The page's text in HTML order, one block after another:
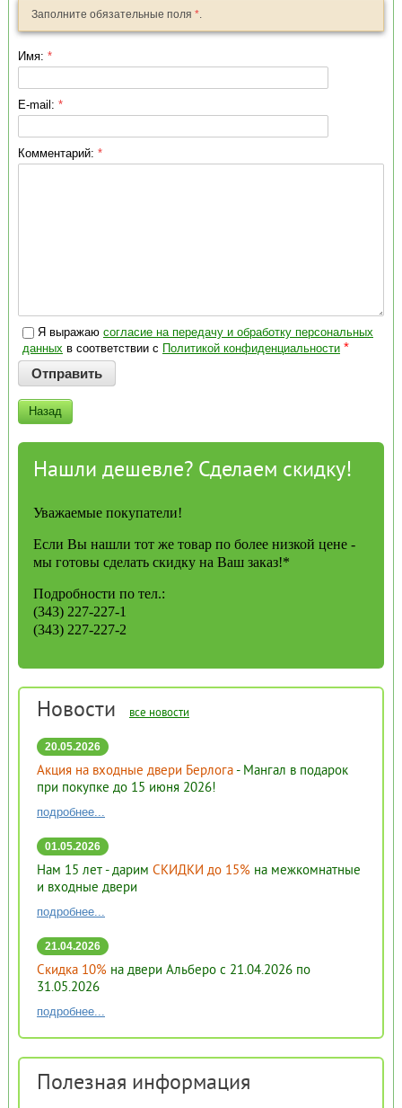
Заполните обязательные поля *.
Имя: *
E-mail: *
Комментарий: *
Я выражаю согласие на передачу и обработку персональных
данных в соответствии с Политикой конфиденциальности *
Назад
Новости все новости
20.05.2026
Акция на входные двери Берлога- Мангал в подарок
при покупке до 15 июня 2026!
подробнее...
01.05.2026
Нам 15 лет - дарим СКИДКИ до 15% на межкомнатные
и входные двери
подробнее...
21.04.2026
Скидка 10% на двери Альберо с 21.04.2026 по
31.05.2026
подробнее...
Полезная информация
Нашли дешевле? Сделаем скидку!
Уважаемые покупатели!
Если Вы нашли тот же товар по более низкой цене -
мы готовы сделать скидку на Ваш заказ!*
Подробности по тел.:
(343) 227-227-1
(343) 227-227-2